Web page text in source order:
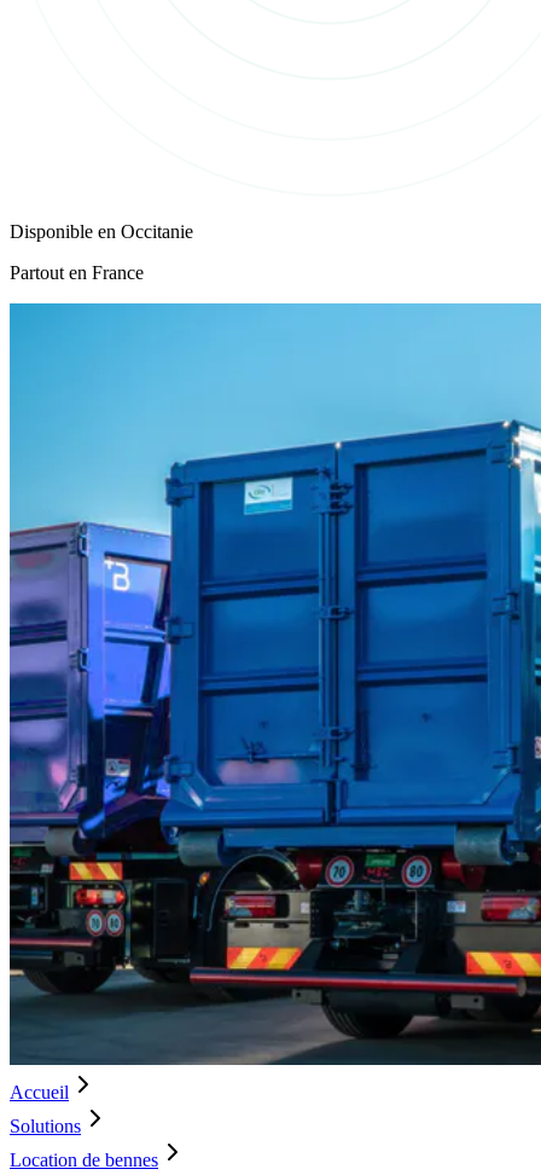
Disponible en Occitanie
Partout en France
Accueil
Solutions
Location de bennes